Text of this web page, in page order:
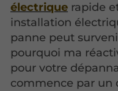
électrique rapide
installation
panne peut
pourquoi ma
pour votre
commence par un